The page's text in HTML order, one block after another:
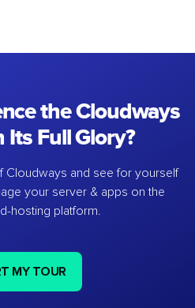
the Cloudways
Full Glory?
Cloudways and see for yourself
your server & apps on the
hosting platform.
MY TOUR